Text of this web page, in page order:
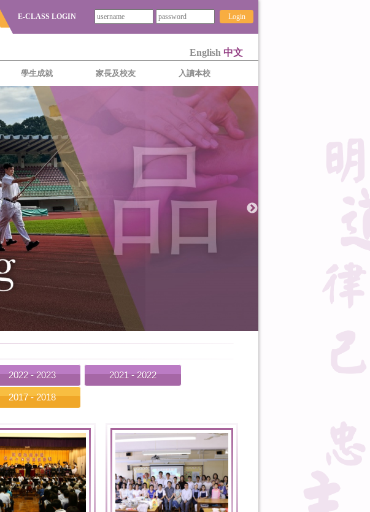
E-CLASS LOGIN Login
English 中文
學生成就 家長及校友 入讀本校
2022 - 2023 2021 - 2022
2017 - 2018